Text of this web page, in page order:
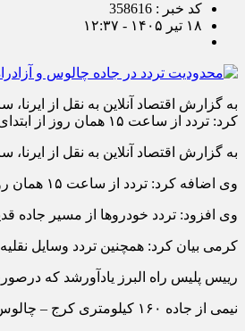
کد خبر : 358616
۱۸ تیر ۱۴۰۵ - ۱۲:۳۷
کرد: تردد از ساعت ١۵ همان روز از ابتدای پل زنگوله که انتهای دهانه شمالی تونل البرز به […]
به گزارش اقتصاد آنلاین به نقل از ایرنا، سرهنگ پیمان کرمی اظهار کرد:
وی اضافه کرد: تردد از ساعت ١۵ همان روز از ابتدای پل زنگوله که انتهای دهانه شمالی تونل البرز به سمت چالوس با اعلام پلیس راه ممنوع خواهد شد.
وی افزود: تردد خودروها از مسیر جاده
کرمی بیان کرد: همچنین تردد وسایل نقلیه از مرزن آباد به سمت کرج و تهران از
رییس پلیس راه البرز یادآورشد که درصورت افرایش تردد و ترافیک سنگین در روز شنبه ۶
نیمی از جاده ١۶٠ کیلومتری کرج – چالوس در حوزه استان البرز و نیمی دیگر در استان مازندران است.